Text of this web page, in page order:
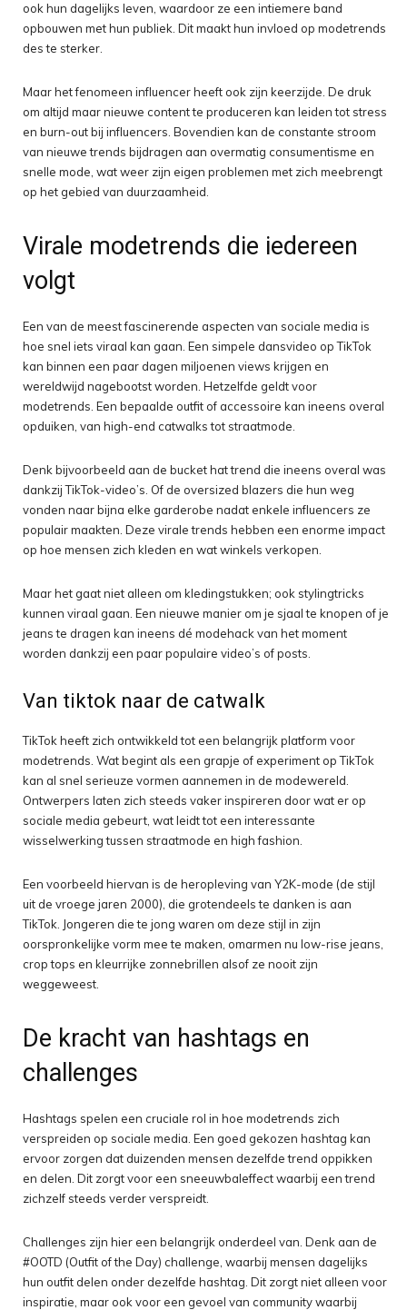
ook hun dagelijks leven, waardoor ze een intiemere band
opbouwen met hun publiek. Dit maakt hun invloed op modetrends
des te sterker.
Maar het fenomeen influencer heeft ook zijn keerzijde. De druk
om altijd maar nieuwe content te produceren kan leiden tot stress
en burn-out bij influencers. Bovendien kan de constante stroom
van nieuwe trends bijdragen aan overmatig consumentisme en
snelle mode, wat weer zijn eigen problemen met zich meebrengt
op het gebied van duurzaamheid.
Virale modetrends die iedereen
volgt
Een van de meest fascinerende aspecten van sociale media is
hoe snel iets viraal kan gaan. Een simpele dansvideo op TikTok
kan binnen een paar dagen miljoenen views krijgen en
wereldwijd nagebootst worden. Hetzelfde geldt voor
modetrends. Een bepaalde outfit of accessoire kan ineens overal
opduiken, van high-end catwalks tot straatmode.
Denk bijvoorbeeld aan de bucket hat trend die ineens overal was
dankzij TikTok-video’s. Of de oversized blazers die hun weg
vonden naar bijna elke garderobe nadat enkele influencers ze
populair maakten. Deze virale trends hebben een enorme impact
op hoe mensen zich kleden en wat winkels verkopen.
Maar het gaat niet alleen om kledingstukken; ook stylingtricks
kunnen viraal gaan. Een nieuwe manier om je sjaal te knopen of je
jeans te dragen kan ineens dé modehack van het moment
worden dankzij een paar populaire video’s of posts.
Van tiktok naar de catwalk
TikTok heeft zich ontwikkeld tot een belangrijk platform voor
modetrends. Wat begint als een grapje of experiment op TikTok
kan al snel serieuze vormen aannemen in de modewereld.
Ontwerpers laten zich steeds vaker inspireren door wat er op
sociale media gebeurt, wat leidt tot een interessante
wisselwerking tussen straatmode en high fashion.
Een voorbeeld hiervan is de heropleving van Y2K-mode (de stijl
uit de vroege jaren 2000), die grotendeels te danken is aan
TikTok. Jongeren die te jong waren om deze stijl in zijn
oorspronkelijke vorm mee te maken, omarmen nu low-rise jeans,
crop tops en kleurrijke zonnebrillen alsof ze nooit zijn
weggeweest.
De kracht van hashtags en
challenges
Hashtags spelen een cruciale rol in hoe modetrends zich
verspreiden op sociale media. Een goed gekozen hashtag kan
ervoor zorgen dat duizenden mensen dezelfde trend oppikken
en delen. Dit zorgt voor een sneeuwbaleffect waarbij een trend
zichzelf steeds verder verspreidt.
Challenges zijn hier een belangrijk onderdeel van. Denk aan de
#OOTD (Outfit of the Day) challenge, waarbij mensen dagelijks
hun outfit delen onder dezelfde hashtag. Dit zorgt niet alleen voor
inspiratie, maar ook voor een gevoel van community waarbij